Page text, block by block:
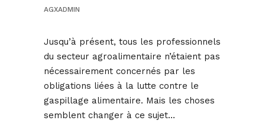
AGXADMIN
Jusqu’à présent, tous les professionnels
du secteur agroalimentaire n’étaient pas
nécessairement concernés par les
obligations liées à la lutte contre le
gaspillage alimentaire. Mais les choses
semblent changer à ce sujet…